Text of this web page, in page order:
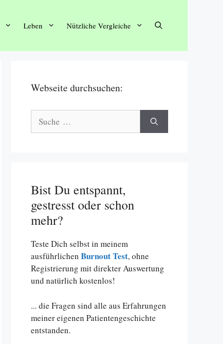
Leben Nützliche Vergleiche
Webseite durchsuchen:
nach:
Bist Du entspannt,
gestresst oder schon
mehr?
Teste Dich selbst in meinem
ausführlichen Burnout Test, ohne
Registrierung mit direkter Auswertung
und natürlich kostenlos!
... die Fragen sind alle aus Erfahrungen
meiner eigenen Patientengeschichte
entstanden.